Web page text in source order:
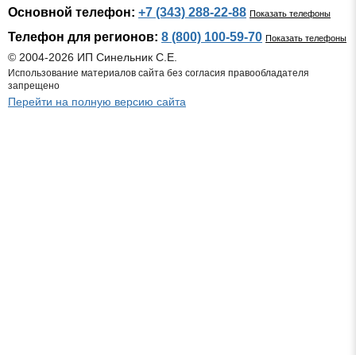
Основной телефон: +7 (343) 288-22-88 Показать телефоны
Телефон для регионов: 8 (800) 100-59-70 Показать телефоны
© 2004-2026 ИП Синельник С.Е.
Использование материалов сайта без согласия правообладателя
запрещено
Перейти на полную версию сайта